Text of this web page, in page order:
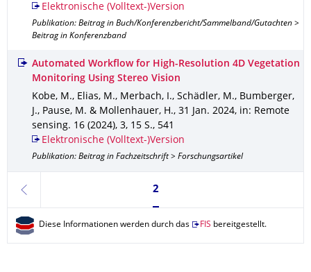
Elektronische (Volltext-)Version
Publikation: Beitrag in Buch/Konferenzbericht/Sammelband/Gutachten >
Beitrag in Konferenzband
Automated Workflow for High-Resolution 4D Vegetation
Monitoring Using Stereo Vision
Kobe, M., Elias, M., Merbach, I., Schädler, M., Bumberger,
J., Pause, M. & Mollenhauer, H., 31 Jan. 2024, in: Remote
sensing. 16 (2024), 3, 15 S., 541
Elektronische (Volltext-)Version
Publikation: Beitrag in Fachzeitschrift > Forschungsartikel
zurück
Seite 2, aktuell ausgewählt
2
Diese Informationen werden durch das FIS bereitgestellt.